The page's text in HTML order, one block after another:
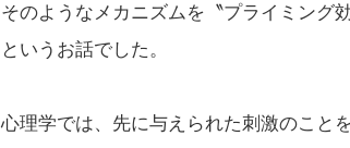
そのようなメカニズムを〝プライミング
というお話でした。
心理学では、先に与えられた刺激のこと